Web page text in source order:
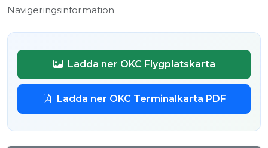
Navigeringsinformation
Ladda ner OKC Flygplatskarta
Ladda ner OKC Terminalkarta PDF